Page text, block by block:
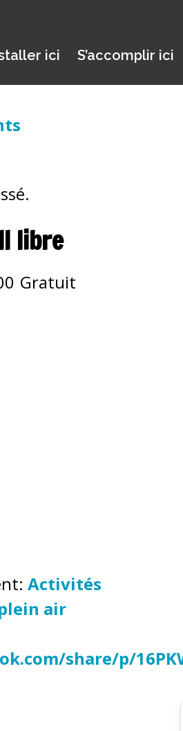
ici
S’accomplir ici
libre
Gratuit
Activités
air
share/p/